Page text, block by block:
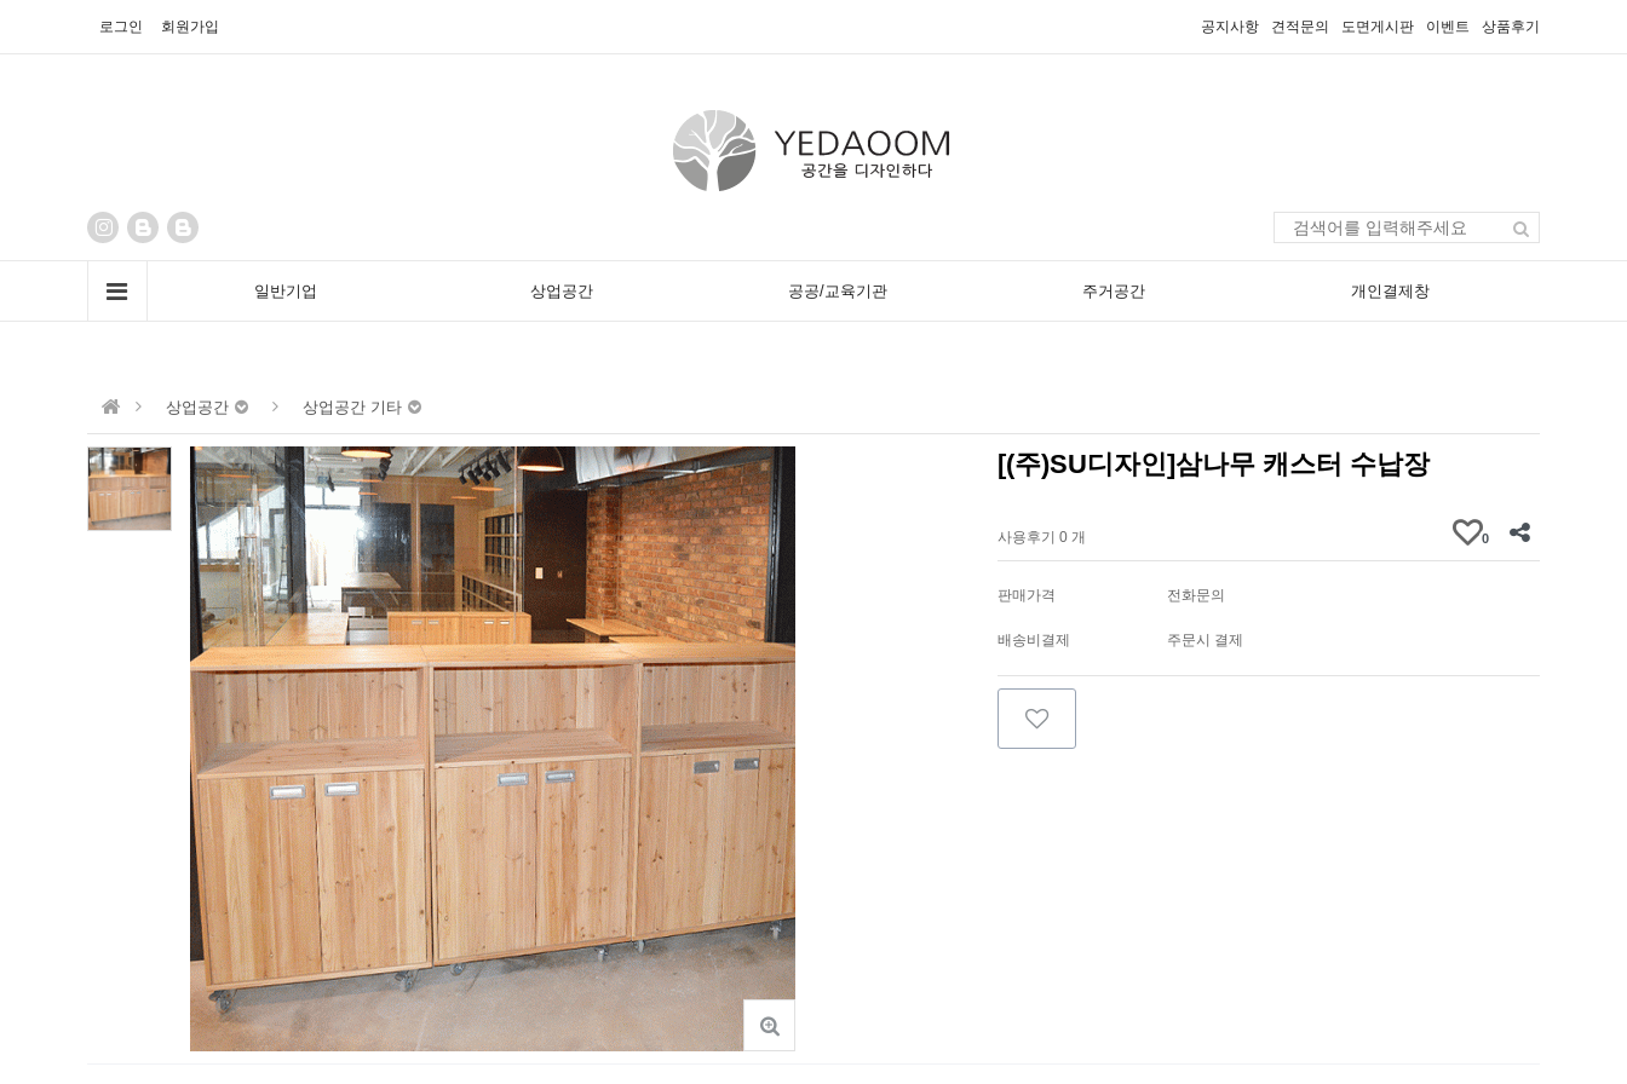
로그인 회원가입 공지사항 견적문의 도면게시판 이벤트 상품후기
일반기업 상업공간 공공/교육기관 주거공간 개인결제창
상업공간 상업공간 기타
[(주)SU디자인]삼나무 캐스터 수납장
사용후기 0 개 0
판매가격 전화문의
배송비결제 주문시 결제